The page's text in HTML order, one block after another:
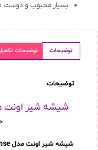
بسیار محبوب و دوست
توضیحات توضیحات
توضیحات
شیشه شیر اونت مدل Natural Response سایز کوچک حجم 125 میلی لیتر